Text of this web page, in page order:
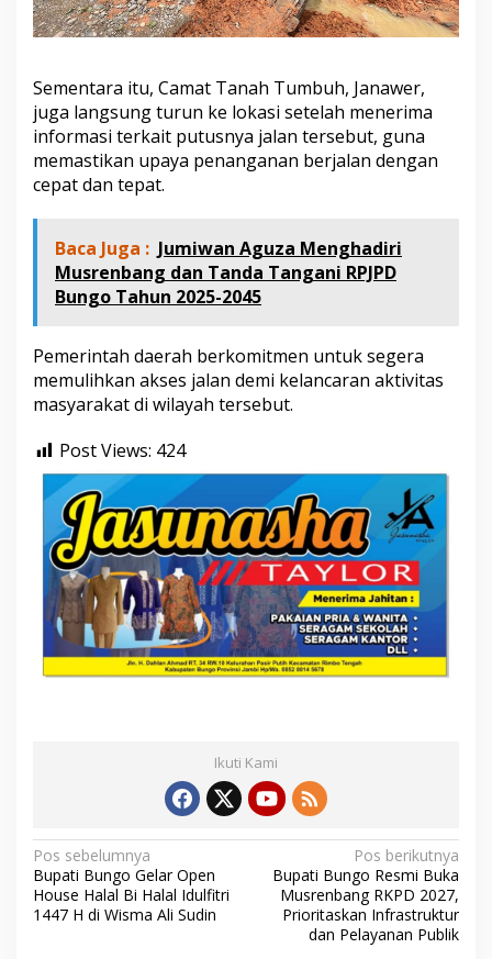
Sementara itu, Camat Tanah Tumbuh, Janawer,
juga langsung turun ke lokasi setelah menerima
informasi terkait putusnya jalan tersebut, guna
memastikan upaya penanganan berjalan dengan
cepat dan tepat.
Baca Juga : Jumiwan Aguza Menghadiri
Musrenbang dan Tanda Tangani RPJPD
Bungo Tahun 2025-2045
Pemerintah daerah berkomitmen untuk segera
memulihkan akses jalan demi kelancaran aktivitas
masyarakat di wilayah tersebut.
Post Views: 424
Ikuti Kami
N
a
v
Pos sebelumnya
Bupati Bungo Gelar Open
House Halal Bi Halal Idulfitri
1447 H di Wisma Ali Sudin
Pos berikutnya
Bupati Bungo Resmi Buka
Musrenbang RKPD 2027,
Prioritaskan Infrastruktur
dan Pelayanan Publik